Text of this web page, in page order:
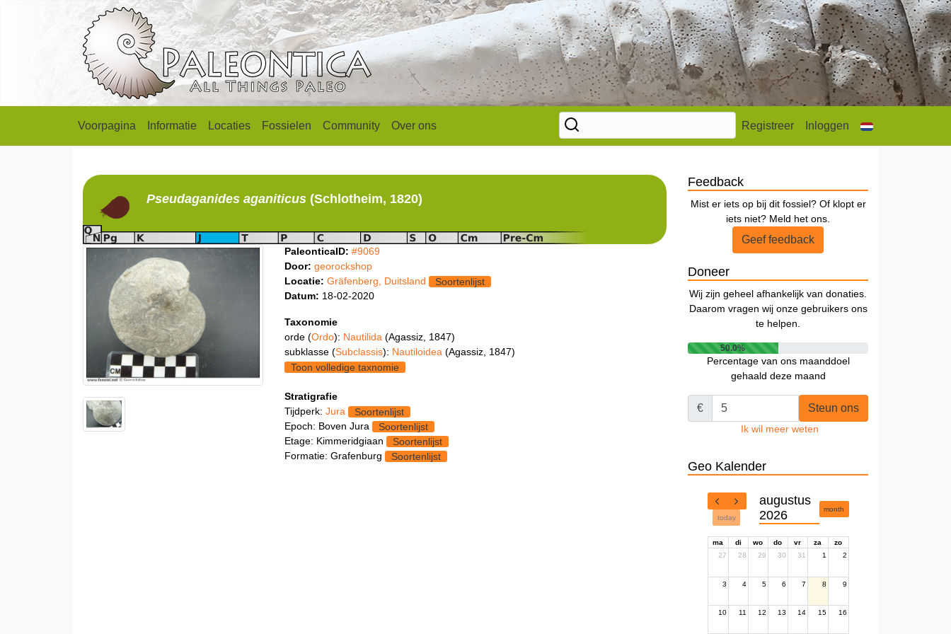
Voorpagina Informatie Locaties Fossielen Community Over ons Registreer Inloggen
Pseudaganidesaganiticus (Schlotheim, 1820)
PaleonticaID: #9069
Door: georockshop
Locatie: Gräfenberg, Duitsland
Soortenlijst
Datum: 18-02-2020
Taxonomie
orde (Ordo): Nautilida (Agassiz, 1847)
subklasse (Subclassis): Nautiloidea (Agassiz, 1847)
Toon volledige taxnomie
Stratigrafie
Tijdperk: Jura
Soortenlijst
Epoch: Boven Jura
Soortenlijst
Etage: Kimmeridgiaan
Soortenlijst
Formatie: Grafenburg
Soortenlijst
Feedback
Mist er iets op bij dit fossiel? Of klopt er
iets niet? Meld het ons.
Geef feedback
Doneer
Wij zijn geheel afhankelijk van donaties.
Daarom vragen wij onze gebruikers ons
te helpen.
50.0%
Percentage van ons maanddoel
gehaald deze maand
€ Steun ons
Ik wil meer weten
Geo Kalender
today
augustus
2026
month
ma di wo do vr za
zo
27
28 29 30 31 1 2
3 4 5 6 7 8 9
10 11 12 13 14 15 16